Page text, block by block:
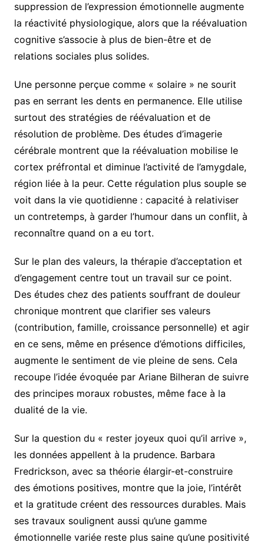
suppression de l’expression émotionnelle augmente
la réactivité physiologique, alors que la réévaluation
cognitive s’associe à plus de bien-être et de
relations sociales plus solides.
Une personne perçue comme « solaire » ne sourit
pas en serrant les dents en permanence. Elle utilise
surtout des stratégies de réévaluation et de
résolution de problème. Des études d’imagerie
cérébrale montrent que la réévaluation mobilise le
cortex préfrontal et diminue l’activité de l’amygdale,
région liée à la peur. Cette régulation plus souple se
voit dans la vie quotidienne : capacité à relativiser
un contretemps, à garder l’humour dans un conflit, à
reconnaître quand on a eu tort.
Sur le plan des valeurs, la thérapie d’acceptation et
d’engagement centre tout un travail sur ce point.
Des études chez des patients souffrant de douleur
chronique montrent que clarifier ses valeurs
(contribution, famille, croissance personnelle) et agir
en ce sens, même en présence d’émotions difficiles,
augmente le sentiment de vie pleine de sens. Cela
recoupe l’idée évoquée par Ariane Bilheran de suivre
des principes moraux robustes, même face à la
dualité de la vie.
Sur la question du « rester joyeux quoi qu’il arrive »,
les données appellent à la prudence. Barbara
Fredrickson, avec sa théorie élargir-et-construire
des émotions positives, montre que la joie, l’intérêt
et la gratitude créent des ressources durables. Mais
ses travaux soulignent aussi qu’une gamme
émotionnelle variée reste plus saine qu’une positivité